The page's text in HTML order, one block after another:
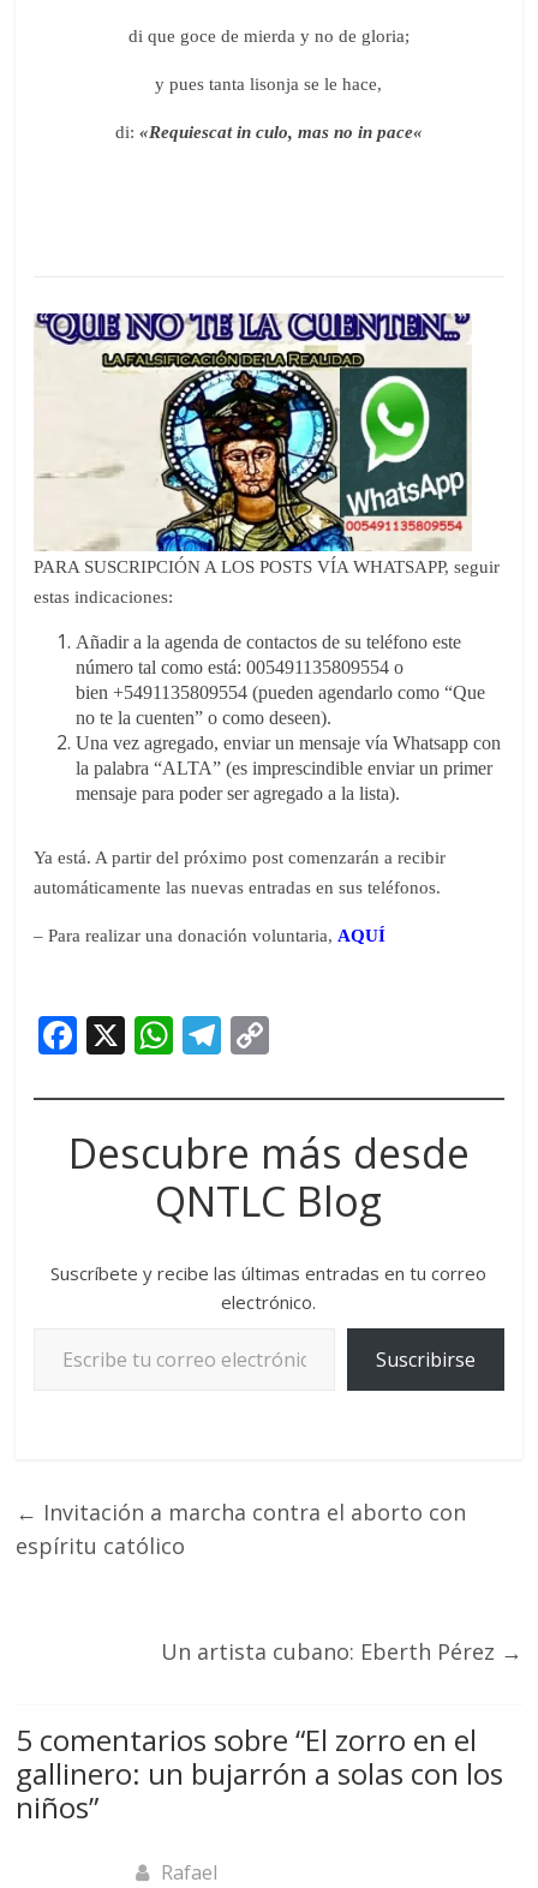
di que goce de mierda y no de gloria;
y pues tanta lisonja se le hace,
di: «Requiescat in culo, mas no in pace«
PARA SUSCRIPCIÓN A LOS POSTS VÍA WHATSAPP, seguir
estas indicaciones:
Añadir a la agenda de contactos de su teléfono este
número tal como está: 005491135809554 o
bien +5491135809554 (pueden agendarlo como “Que
no te la cuenten” o como deseen).
Una vez agregado, enviar un mensaje vía Whatsapp con
la palabra “ALTA” (es imprescindible enviar un primer
mensaje para poder ser agregado a la lista).
Ya está. A partir del próximo post comenzarán a recibir
automáticamente las nuevas entradas en sus teléfonos.
– Para realizar una donación voluntaria,AQUÍ
F
e
b
k
X W
at
s
A
p
p
T
e
gr
a
m
p
y
Li
n
k
Descubre más desde
QNTLC Blog
Suscríbete y recibe las últimas entradas en tu correo
electrónico.
Suscribirse
← Invitación a marcha contra el aborto con
espíritu católico
Un artista cubano: Eberth Pérez →
5 comentarios sobre “El zorro en el
gallinero: un bujarrón a solas con los
niños”
Rafael